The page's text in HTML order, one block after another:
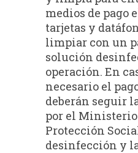
medios de pago
tarjetas y
limpiar con un
solución
operación. En
necesario el
deberán seguir
por el Ministerio
Protección
desinfección y